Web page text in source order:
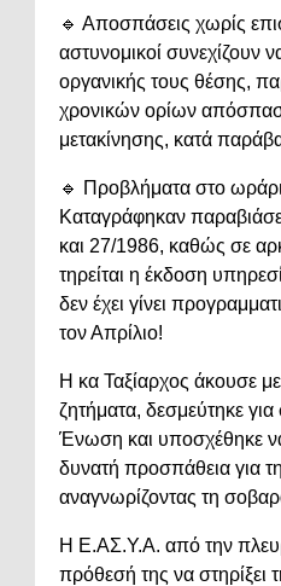
🔹 Αποσπάσεις χωρίς
αστυνομικοί συνεχίζουν
οργανικής τους θέσης,
χρονικών ορίων
μετακίνησης, κατά
🔹 Προβλήματα στο
Καταγράφηκαν
και 27/1986, καθώς σε
τηρείται η έκδοση
δεν έχει γίνει
τον Απρίλιο!
Η κα Ταξίαρχος άκουσε
ζητήματα, δεσμεύτηκε
Ένωση και υποσχέθηκε
δυνατή προσπάθεια για
αναγνωρίζοντας τη
Η Ε.ΑΣ.Υ.Α. από την
πρόθεσή της να στηρίξει